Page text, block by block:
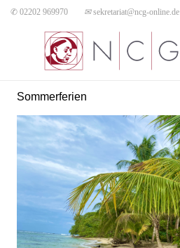
✆ 02202 969970 ✉sekretariat@ncg-online.de
Sommerferien